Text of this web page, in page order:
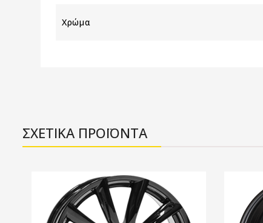
Χρώμα
ΣΧΕΤΙΚΑ ΠΡΟΪΟΝΤΑ